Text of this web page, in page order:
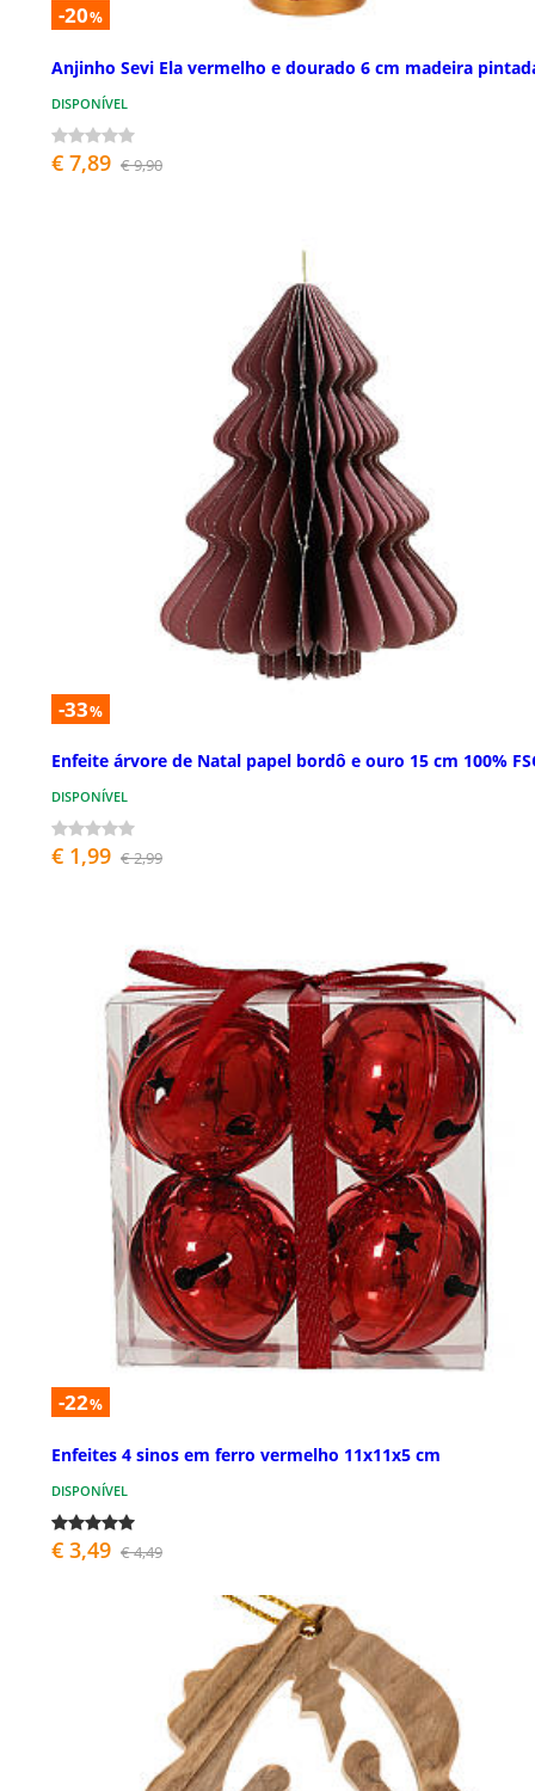
-20%
Anjinho Sevi Ela vermelho e dourado 6 cm madeira
DISPONÍVEL
€ 7,89 € 9,90
-33%
Enfeite árvore de Natal papel bordô e ouro 15 cm 100%
DISPONÍVEL
€ 1,99 € 2,99
-22%
Enfeites 4 sinos em ferro vermelho 11x11x5 cm
DISPONÍVEL
€ 3,49 € 4,49